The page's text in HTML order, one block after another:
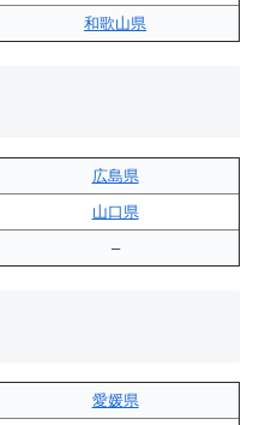
和歌山県
広島県
山口県
–
愛媛県